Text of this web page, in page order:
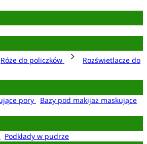
Róże do policzków
Rozświetlacze do
pory
Bazy pod makijaż maskujące
Podkłady w pudrze